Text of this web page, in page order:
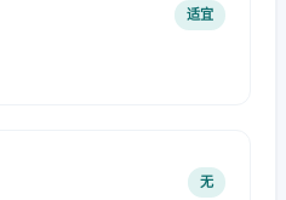
适宜
无